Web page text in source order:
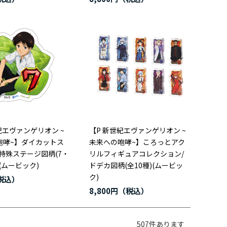
ヴァンゲリオン ~
哮~】ダイカットス
殊ステージ図柄(7・
ービック)
【P 新世紀エヴァンゲリオン ~
未来への咆哮~】ころっとアク
リルフィギュアコレクション/
ドデカ図柄(全10種)(ムービッ
ク)
8,800円
507件あります